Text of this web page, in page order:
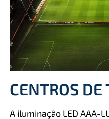
CENTROS DE
A iluminação LED AAA-